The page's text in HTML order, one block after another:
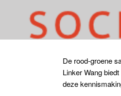
De rood-groene
Linker Wang
deze